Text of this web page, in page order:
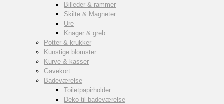
Billeder & rammer
Skilte & Magneter
Ure
Knager & greb
Potter & krukker
Kunstige blomster
Kurve & kasser
Gavekort
Badeværelse
Toiletpapirholder
Deko til badeværelse